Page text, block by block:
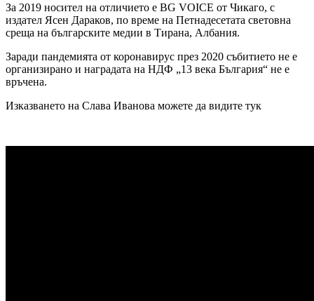
За 2019 носител на отличието е BG VOICE от Чикаго, с
издател Ясен Дараков, по време на Петнадесетата световна
среща на българските медии в Тирана, Албания.
Заради пандемията от коронавирус през 2020 събитието не е
организирано и наградата на НДФ „13 века България“ не е
връчена.
Изказването на Слава Иванова можете да видите тук